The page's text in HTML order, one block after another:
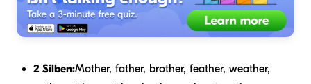
2 Silben:Mother, father, brother, feather, weather,